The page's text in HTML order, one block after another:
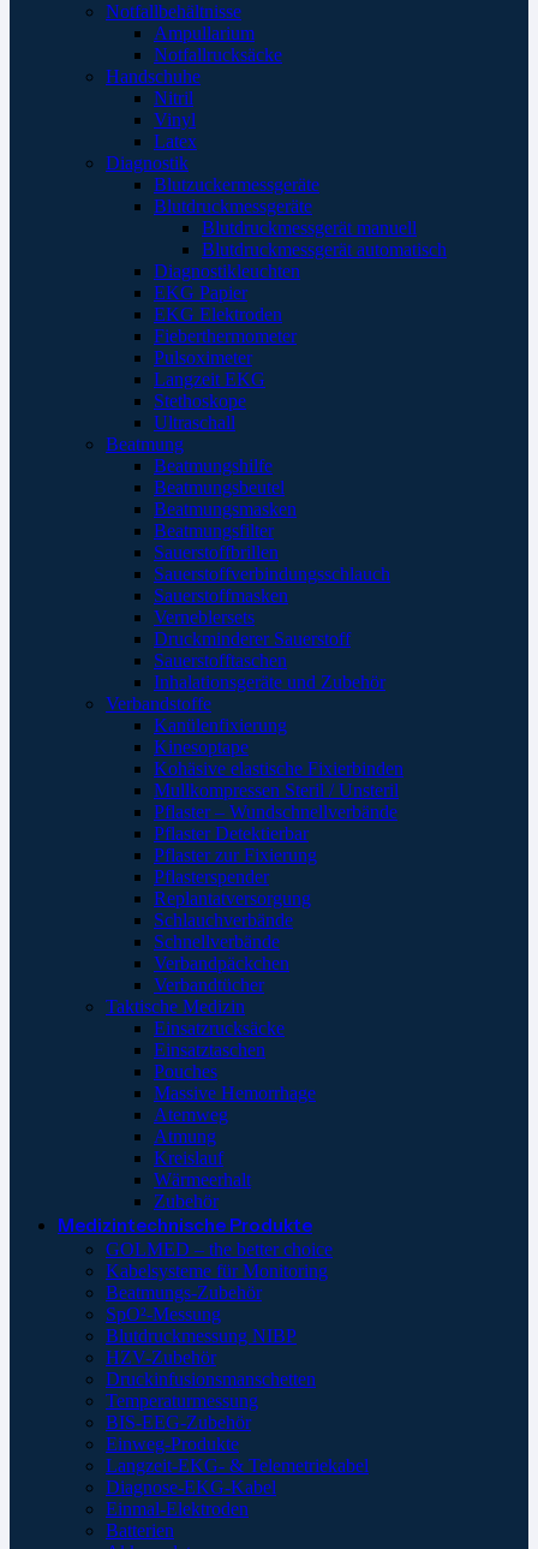
Notfallbehältnisse
Ampullarium
Notfallrucksäcke
Handschuhe
Nitril
Vinyl
Latex
Diagnostik
Blutzuckermessgeräte
Blutdruckmessgeräte
Blutdruckmessgerät manuell
Blutdruckmessgerät automatisch
Diagnostikleuchten
EKG Papier
EKG Elektroden
Fieberthermometer
Pulsoximeter
Langzeit EKG
Stethoskope
Ultraschall
Beatmung
Beatmungshilfe
Beatmungsbeutel
Beatmungsmasken
Beatmungsfilter
Sauerstoffbrillen
Sauerstoffverbindungsschlauch
Sauerstoffmasken
Verneblersets
Druckminderer Sauerstoff
Sauerstofftaschen
Inhalationsgeräte und Zubehör
Verbandstoffe
Kanülenfixierung
Kinesoptape
Kohäsive elastische Fixierbinden
Mullkompressen Steril / Unsteril
Pflaster – Wundschnellverbände
Pflaster Detektierbar
Pflaster zur Fixierung
Pflasterspender
Replantatversorgung
Schlauchverbände
Schnellverbände
Verbandpäckchen
Verbandtücher
Taktische Medizin
Einsatzrucksäcke
Einsatztaschen
Pouches
Massive Hemorrhage
Atemweg
Atmung
Kreislauf
Wärmeerhalt
Zubehör
Medizintechnische Produkte
GOLMED – the better choice
Kabelsysteme für Monitoring
Beatmungs-Zubehör
SpO²-Messung
Blutdruckmessung NIBP
HZV-Zubehör
Druckinfusionsmanschetten
Temperaturmessung
BIS-EEG-Zubehör
Einweg-Produkte
Langzeit-EKG- & Telemetriekabel
Diagnose-EKG-Kabel
Einmal-Elektroden
Batterien